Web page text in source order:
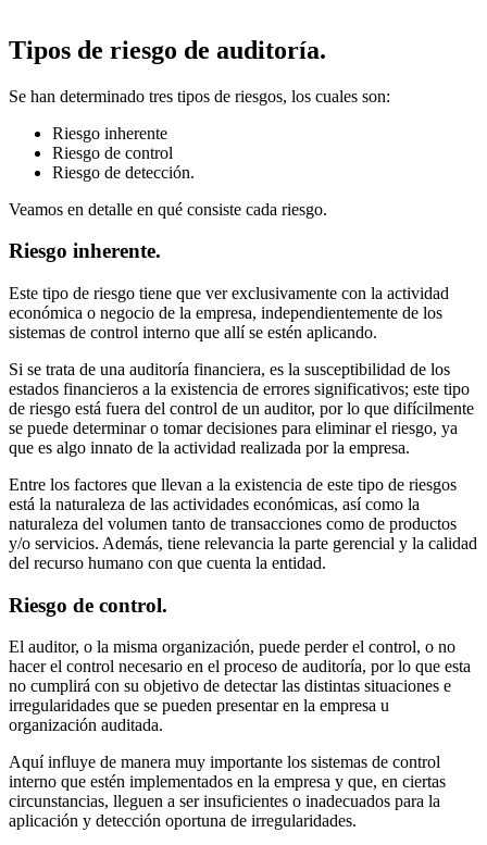
Tipos de riesgo de auditoría.
Se han determinado tres tipos de riesgos, los cuales son:
Riesgo inherente
Riesgo de control
Riesgo de detección.
Veamos en detalle en qué consiste cada riesgo.
Riesgo inherente.
Este tipo de riesgo tiene que ver exclusivamente con la actividad
económica o negocio de la empresa, independientemente de los
sistemas de control interno que allí se estén aplicando.
Si se trata de una auditoría financiera, es la susceptibilidad de los
estados financieros a la existencia de errores significativos; este tipo
de riesgo está fuera del control de un auditor, por lo que difícilmente
se puede determinar o tomar decisiones para eliminar el riesgo, ya
que es algo innato de la actividad realizada por la empresa.
Entre los factores que llevan a la existencia de este tipo de riesgos
está la naturaleza de las actividades económicas, así como la
naturaleza del volumen tanto de transacciones como de productos
y/o servicios. Además, tiene relevancia la parte gerencial y la calidad
del recurso humano con que cuenta la entidad.
Riesgo de control.
El auditor, o la misma organización, puede perder el control, o no
hacer el control necesario en el proceso de auditoría, por lo que esta
no cumplirá con su objetivo de detectar las distintas situaciones e
irregularidades que se pueden presentar en la empresa u
organización auditada.
Aquí influye de manera muy importante los sistemas de control
interno que estén implementados en la empresa y que, en ciertas
circunstancias, lleguen a ser insuficientes o inadecuados para la
aplicación y detección oportuna de irregularidades.